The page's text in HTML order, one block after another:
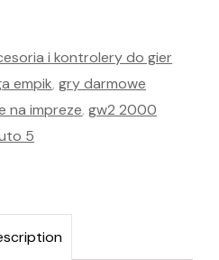
i kontrolery do gier
empik, gry darmowe
na impreze, gw2 2000
5